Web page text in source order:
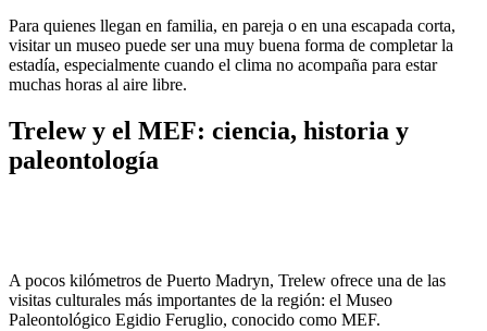
Para quienes llegan en familia, en pareja o en una escapada corta,
visitar un museo puede ser una muy buena forma de completar la
estadía, especialmente cuando el clima no acompaña para estar
muchas horas al aire libre.
Trelew y el MEF: ciencia, historia y
paleontología
A pocos kilómetros de Puerto Madryn, Trelew ofrece una de las
visitas culturales más importantes de la región: el Museo
Paleontológico Egidio Feruglio, conocido como MEF.